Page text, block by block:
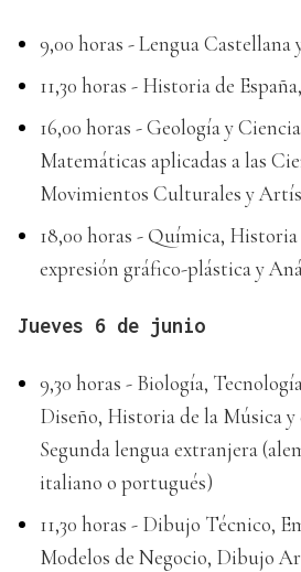
9,00 horas - Lengua
11,30 horas - Historia de
16,00 horas - Geología y
Matemáticas aplicadas a las
Movimientos Culturales y
18,00 horas - Química,
expresión gráfico-plástica y
Jueves 6 de junio
9,30 horas - Biología,
Diseño, Historia de la Música y
Segunda lengua extranjera
italiano o portugués)
11,30 horas - Dibujo Técnico,
Modelos de Negocio, Dibujo